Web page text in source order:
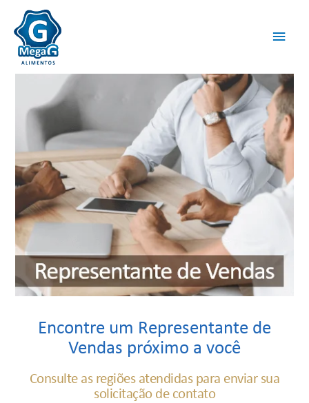
Encontre um Representante de
Vendas próximo a você
Consulte as regiões atendidas para enviar sua
solicitação de contato